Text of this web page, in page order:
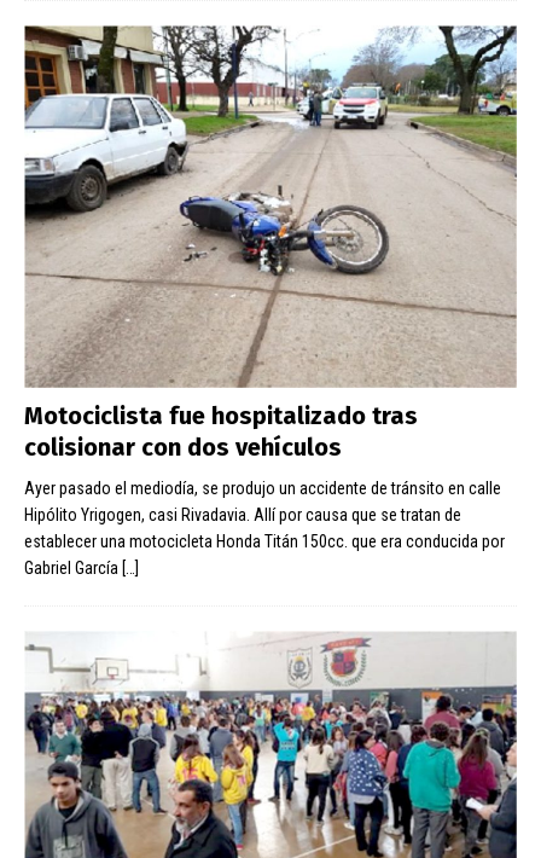
Motociclista fue hospitalizado tras
colisionar con dos vehículos
Ayer pasado el mediodía, se produjo un accidente de tránsito en calle
Hipólito Yrigogen, casi Rivadavia. Allí por causa que se tratan de
establecer una motocicleta Honda Titán 150cc. que era conducida por
Gabriel García […]